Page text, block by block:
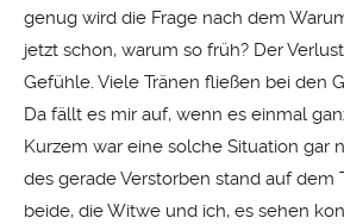
genug wird die Frage nach dem
jetzt schon, warum so früh? Der
Gefühle. Viele Tränen fließen bei den
Da fällt es mir auf, wenn es einmal
Kurzem war eine solche Situation gar
des gerade Verstorben stand auf dem
beide, die Witwe und ich, es sehen